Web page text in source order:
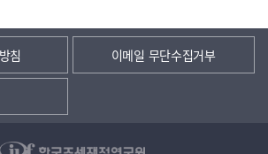
침 이메일 무단수집거부